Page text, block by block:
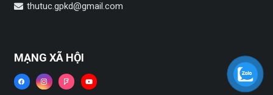
thutuc.gpkd@gmail.com
MẠNG XÃ HỘI